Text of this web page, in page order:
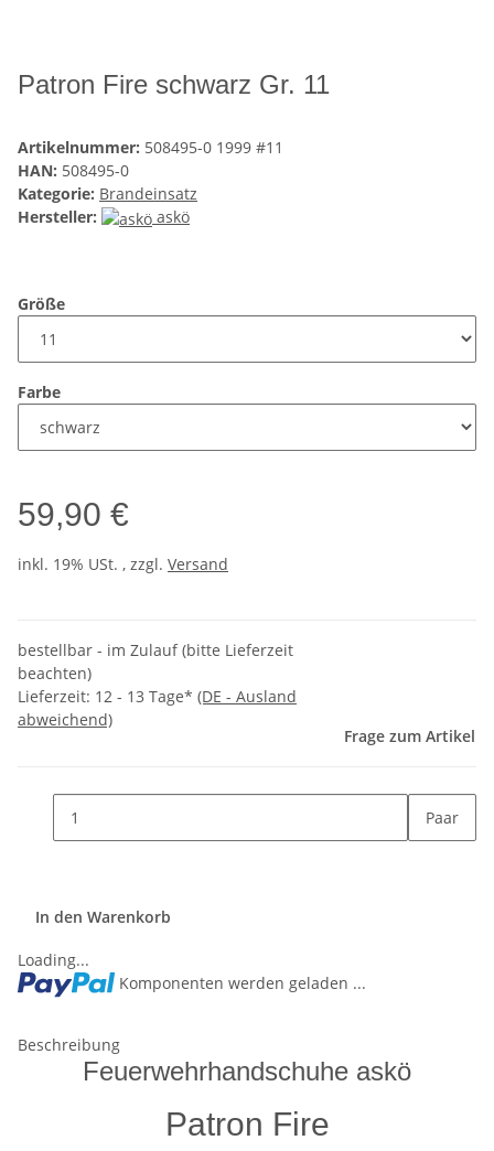
Patron Fire schwarz Gr. 11
Artikelnummer: 508495-0 1999 #11
HAN: 508495-0
Kategorie: Brandeinsatz
Hersteller:
askö
Größe
Farbe
59,90 €
inkl. 19% USt. , zzgl. Versand
bestellbar - im Zulauf (bitte Lieferzeit
beachten)
Lieferzeit: 12 - 13 Tage* (DE - Ausland
abweichend)
Frage zum Artikel
Paar
In den Warenkorb
Loading...
Komponenten werden geladen ...
Beschreibung
Feuerwehrhandschuhe askö
Patron Fire